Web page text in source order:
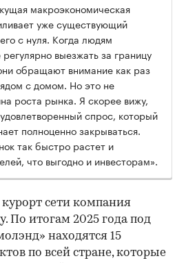
макроэкономическая
уже существующий
с нуля. Когда людям
выезжать за границу
обращают внимание как раз
с домом. Но это не
роста рынка. Я скорее вижу,
спрос, который
полноценно закрываться.
так быстро растет и
что выгодно и инвесторам».
сети компания
По итогам 2025 года под
находятся 15
по всей стране, которые